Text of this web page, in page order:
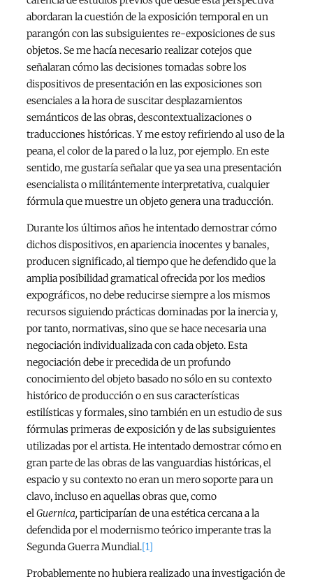
abordaran la cuestión de la exposición temporal en un
parangón con las subsiguientes re-exposiciones de sus
objetos. Se me hacía necesario realizar cotejos que
señalaran cómo las decisiones tomadas sobre los
dispositivos de presentación en las exposiciones son
esenciales a la hora de suscitar desplazamientos
semánticos de las obras, descontextualizaciones o
traducciones históricas. Y me estoy refiriendo al uso de la
peana, el color de la pared o la luz, por ejemplo. En este
sentido, me gustaría señalar que ya sea una presentación
esencialista o militántemente interpretativa, cualquier
fórmula que muestre un objeto genera una traducción.
Durante los últimos años he intentado demostrar cómo
dichos dispositivos, en apariencia inocentes y banales,
producen significado, al tiempo que he defendido que la
amplia posibilidad gramatical ofrecida por los medios
expográficos, no debe reducirse siempre a los mismos
recursos siguiendo prácticas dominadas por la inercia y,
por tanto, normativas, sino que se hace necesaria una
negociación individualizada con cada objeto. Esta
negociación debe ir precedida de un profundo
conocimiento del objeto basado no sólo en su contexto
histórico de producción o en sus características
estilísticas y formales, sino también en un estudio de sus
fórmulas primeras de exposición y de las subsiguientes
utilizadas por el artista. He intentado demostrar cómo en
gran parte de las obras de las vanguardias históricas, el
espacio y su contexto no eran un mero soporte para un
clavo, incluso en aquellas obras que, como
elGuernica, participarían de una estética cercana a la
defendida por el modernismo teórico imperante tras la
Segunda Guerra Mundial.[1]
Probablemente no hubiera realizado una investigación de